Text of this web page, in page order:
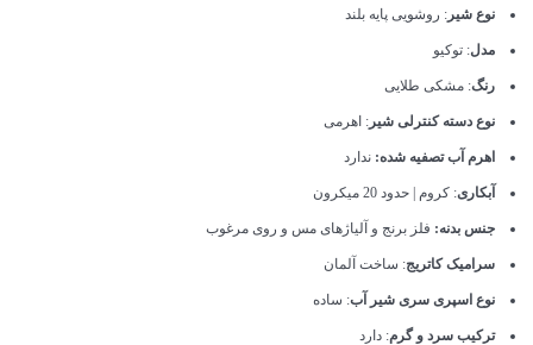
نوع شیر : روشویی پایه بلند
مدل: توکیو
رنگ: مشکی طلایی
نوع دسته کنترلی شیر : اهرمی
اهرم آب تصفیه شده: ندارد
آبکاری: کروم | حدود 20 میکرون
جنس بدنه: فلز برنج و آلیاژهای مس و روی مرغوب
سرامیک کاتریج: ساخت آلمان
نوع اسپری سری شیر آب: ساده
ترکیب سرد و گرم: دارد